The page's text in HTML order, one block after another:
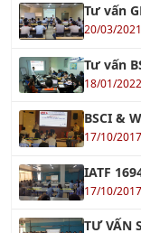
Tư vấn
20/03/2021
Tư vấn
18/01/2022
BSCI &
17/10/2017
IATF
17/10/2017
TƯ VẤN